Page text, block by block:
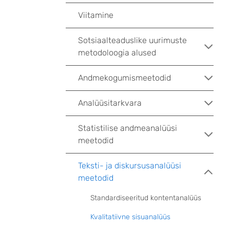
Viitamine
Sotsiaalteaduslike uurimuste
metodoloogia alused
Andmekogumismeetodid
Analüüsitarkvara
Statistilise andmeanalüüsi
meetodid
Teksti- ja diskursusanalüüsi
meetodid
Standardiseeritud kontentanalüüs
Kvalitatiivne sisuanalüüs